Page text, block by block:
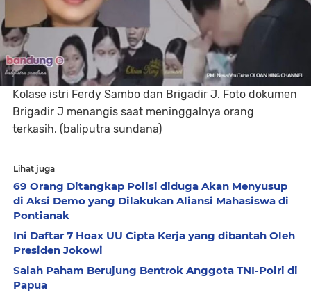
Kolase istri Ferdy Sambo dan Brigadir J. Foto dokumen
Brigadir J menangis saat meninggalnya orang
terkasih. (baliputra sundana)
Lihat juga
69 Orang Ditangkap Polisi diduga Akan Menyusup
di Aksi Demo yang Dilakukan Aliansi Mahasiswa di
Pontianak
Ini Daftar 7 Hoax UU Cipta Kerja yang dibantah Oleh
Presiden Jokowi
Salah Paham Berujung Bentrok Anggota TNI-Polri di
Papua